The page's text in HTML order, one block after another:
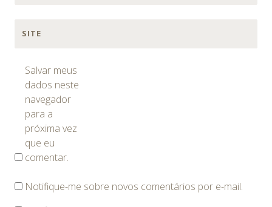
SITE
Salvar meus
dados neste
navegador
para a
próxima vez
que eu
comentar.
Notifique-me sobre novos comentários por e-mail.